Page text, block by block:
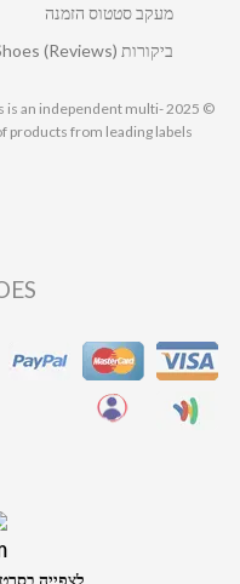
מעקב סטטוס הזמנה
ביקורות MallShoes (Reviews)
is an independent multi-
products from leading labels.
לצפייה